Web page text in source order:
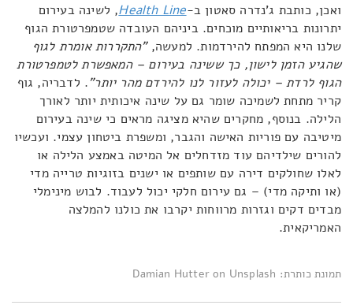
ואכן, כותבת ג'נדרה סאטון ב-Health Line, לשינה בעירום
יתרונות בריאותיים מוכחים. ביניהם העובדה שטמפרטורת הגוף
שלנו היא המפתח להירדמות. למעשה,"התקררות אומרת לגוף
שהגיע הזמן לישון, כך ששינה בעירום – המאפשרת לטמפרטורת
הגוף לרדת – יכולה לעזור לנו להירדם מהר יותר". לדבריה, גוף
קריר מתחת לשמיכה שומר גם על שינה איכותית יותר לאורך
הלילה. בנוסף, מחקרים שהיא מציגה מראים כי שינה בעירום
מיטיבה עם פוריות האישה והגבר, ומשפרת ביטחון עצמי. ועכשיו
להורים שילדיהם עוד מזדחלים אל המיטה באמצע הלילה או
לאלו שחולקים דירה עם שותפים או ישנים בזוגיות טרייה מדי
(או ותיקה מדי) – גם עירום חלקי יכול לעבוד. לבוש מינימלי
מבדים דקים וגזרות מרווחות יקרבו את כולנו להמלצה
האמריקאית.
תמונת כותרת: Damian Hutter on Unsplash